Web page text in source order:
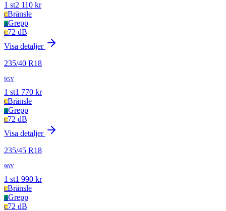
1 st2 110 kr
CBränsle
AGrepp
C72 dB
Visa detaljer
235/40 R18
95Y
1 st1 770 kr
CBränsle
AGrepp
C72 dB
Visa detaljer
235/45 R18
98Y
1 st1 990 kr
CBränsle
AGrepp
C72 dB